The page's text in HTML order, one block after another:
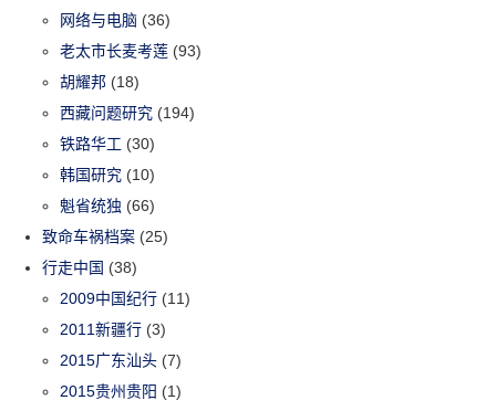
网络与电脑 (36)
老太市长麦考莲 (93)
胡耀邦 (18)
西藏问题研究 (194)
铁路华工 (30)
韩国研究 (10)
魁省统独 (66)
致命车祸档案 (25)
行走中国 (38)
2009中国纪行 (11)
2011新疆行 (3)
2015广东汕头 (7)
2015贵州贵阳 (1)